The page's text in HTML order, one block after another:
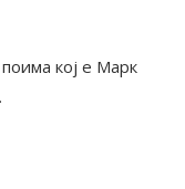
кој е Марк